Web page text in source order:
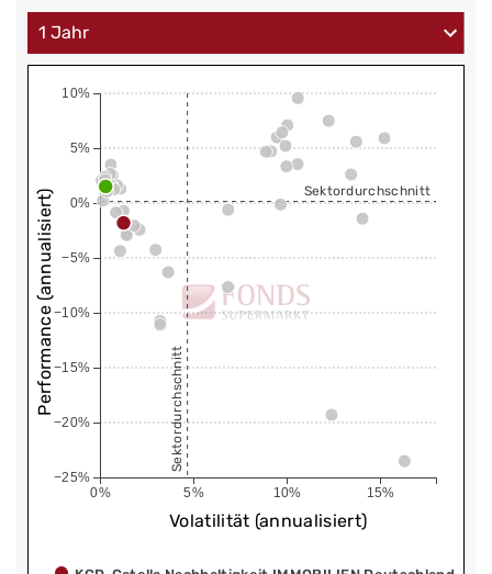
0% 5% 10% 15%
−25%
−20%
−15%
−10%
−5%
0%
5%
10%
Sektordurchschnitt
Sektordurchschnitt
Volatilität (annualisiert)
Performance (annualisiert)